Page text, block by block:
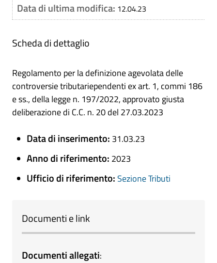
Data di ultima modifica: 12.04.23
Scheda di dettaglio
Regolamento per la definizione agevolata delle
controversie tributariependenti ex art. 1, commi 186
e ss., della legge n. 197/2022, approvato giusta
deliberazione di C.C. n. 20 del 27.03.2023
Data di inserimento: 31.03.23
Anno di riferimento: 2023
Ufficio di riferimento: Sezione Tributi
Documenti e link
Documenti allegati: